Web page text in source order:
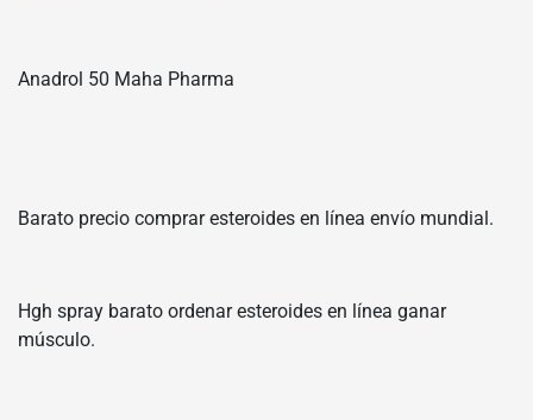
Anadrol 50 Maha Pharma
Barato precio comprar esteroides en línea envío mundial.
Hgh spray barato ordenar esteroides en línea ganar
músculo.